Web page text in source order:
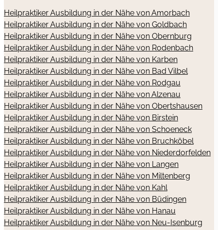
Heilpraktiker Ausbildung in der Nähe von Amorbach
Heilpraktiker Ausbildung in der Nähe von Goldbach
Heilpraktiker Ausbildung in der Nähe von Obernburg
Heilpraktiker Ausbildung in der Nähe von Rodenbach
Heilpraktiker Ausbildung in der Nähe von Karben
Heilpraktiker Ausbildung in der Nähe von Bad Vilbel
Heilpraktiker Ausbildung in der Nähe von Rodgau
Heilpraktiker Ausbildung in der Nähe von Alzenau
Heilpraktiker Ausbildung in der Nähe von Obertshausen
Heilpraktiker Ausbildung in der Nähe von Birstein
Heilpraktiker Ausbildung in der Nähe von Schoeneck
Heilpraktiker Ausbildung in der Nähe von Bruchköbel
Heilpraktiker Ausbildung in der Nähe von Niederdorfelden
Heilpraktiker Ausbildung in der Nähe von Langen
Heilpraktiker Ausbildung in der Nähe von Miltenberg
Heilpraktiker Ausbildung in der Nähe von Kahl
Heilpraktiker Ausbildung in der Nähe von Büdingen
Heilpraktiker Ausbildung in der Nähe von Hanau
Heilpraktiker Ausbildung in der Nähe von Neu-Isenburg